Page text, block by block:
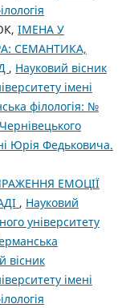
ІМЕНА У
СЕМАНТИКА,
, Науковий вісник
імені
філологія: №
Юрія Федьковича.
ЕМОЦІЇ
, Науковий
університету
вісник
імені